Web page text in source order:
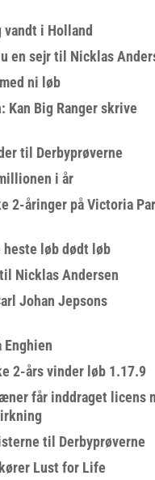
vandt i Holland
en sejr til Nicklas
ni løb
Kan Big Ranger skrive
til Derbyprøverne
i år
2-åringer på Victoria
heste løb dødt løb
Nicklas Andersen
Johan Jepsons
Enghien
2-års vinder løb 1.17.9
får inddraget licens
til Derbyprøverne
Lust for Life